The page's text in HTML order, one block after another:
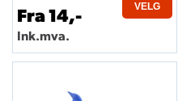
Fra 14,-
Ink.mva.
VELG